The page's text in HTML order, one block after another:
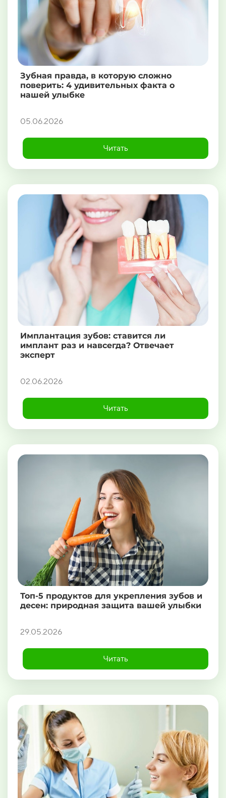
Зубная правда, в которую сложно
поверить: 4 удивительных факта о
нашей улыбке
05.06.2026
Читать
Имплантация зубов: ставится ли
имплант раз и навсегда? Отвечает
эксперт
02.06.2026
Читать
Топ-5 продуктов для укрепления зубов и
десен: природная защита вашей улыбки
29.05.2026
Читать